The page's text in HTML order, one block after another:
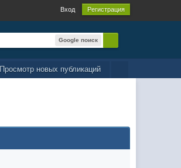
Вход Регистрация
Google поиск
Просмотр новых публикаций